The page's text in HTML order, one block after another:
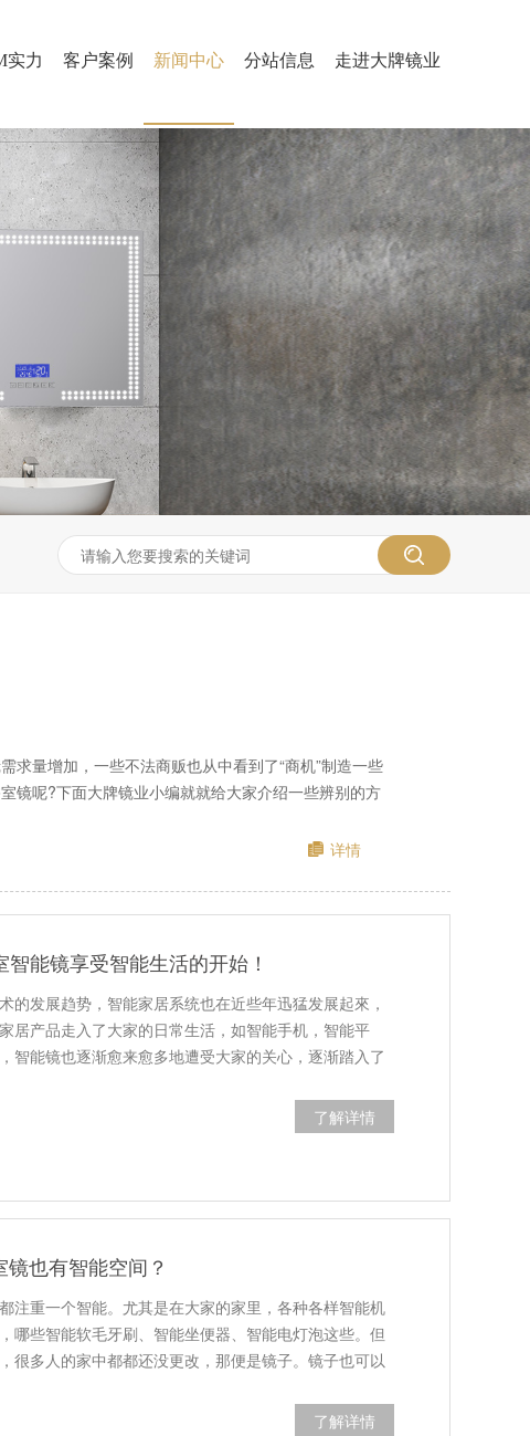
实力 客户案例 新闻中心 分站信息 走进大牌镜业
求量增加，一些不法商贩也从中看到了“商机”制造一些
镜呢?下面大牌镜业小编就就给大家介绍一些辨别的方
详情
智能镜享受智能生活的开始！
的发展趋势，智能家居系统也在近些年迅猛发展起來，
居产品走入了大家的日常生活，如智能手机，智能平
智能镜也逐渐愈来愈多地遭受大家的关心，逐渐踏入了
了解详情
也有智能空间？
注重一个智能。尤其是在大家的家里，各种各样智能机
哪些智能软毛牙刷、智能坐便器、智能电灯泡这些。但
很多人的家中都都还没更改，那便是镜子。镜子也可以
了解详情